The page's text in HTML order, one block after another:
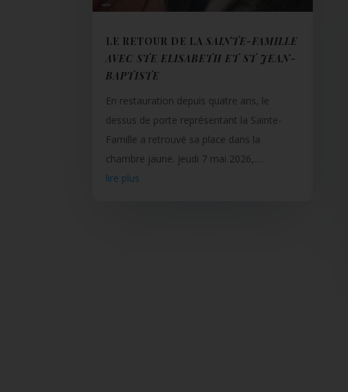
LE RETOUR DE LASAINTE-FAMILLE
AVEC STE ELISABETH ET ST JEAN-
BAPTISTE
En restauration depuis quatre ans, le
dessus de porte représentant la Sainte-
Famille a retrouvé sa place dans la
chambre jaune. jeudi 7 mai 2026,….
lire plus